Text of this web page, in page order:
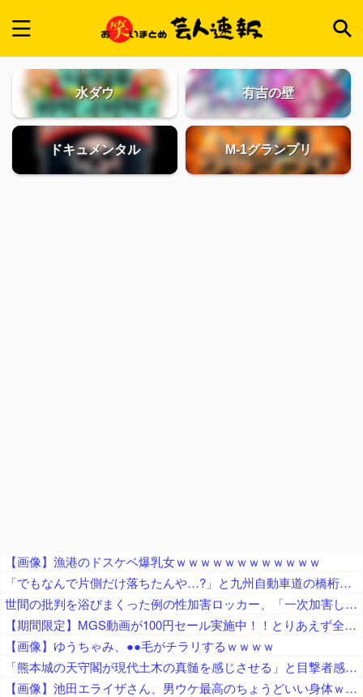
水ダウ 有吉の壁
ドキュメンタル M-1グランプリ
【画像】漁港のドスケベ爆乳女ｗｗｗｗｗｗｗｗｗｗｗｗ
「でもなんで片側だけ落ちたんや…?」と九州自動車道の橋桁の様子に土木関係者が困惑、橋桁が残ったことは大絶賛するも……
世間の批判を浴びまくった例の性加害ロッカー、「一次加害した人間がこれ言うのか」と周囲を唖然とさせる言動を……
【期間限定】MGS動画が100円セール実施中！！とりあえず全部買うやろｗｗｗｗｗ
【画像】ゆうちゃみ、●●毛がチラリするｗｗｗｗ
「熊本城の天守閣が現代土木の真髄を感じさせる」と目撃者感嘆、10年前の地震で満身創痍状態になっていたが……
【画像】池田エライザさん、男ウケ最高のちょうどいい身体ｗｗｗｗ